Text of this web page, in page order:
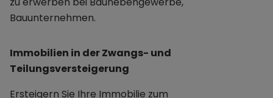
Bauunternehmen.
Immobilien in der Zwangs- und
Teilungsversteigerung
Ersteigern Sie Ihre Immobilie zum